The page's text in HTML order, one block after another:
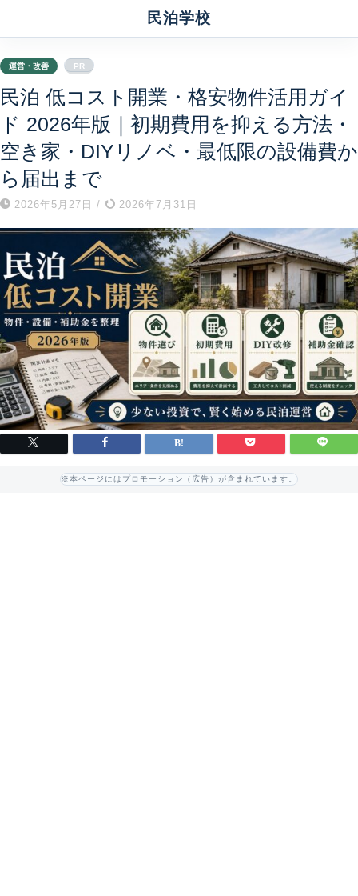
民泊学校
運営・改善 PR
民泊 低コスト開業・格安物件活用ガイ
ド 2026年版｜初期費用を抑える方法・
空き家・DIYリノベ・最低限の設備費か
ら届出まで
2026年5月27日 / 2026年7月31日
※本ページにはプロモーション（広告）が含まれています。